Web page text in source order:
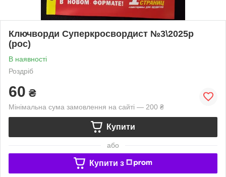
Ключворди Суперкросвордист №3\2025р
(рос)
В наявності
Роздріб
60 ₴
Мінімальна сума замовлення на сайті — 200 ₴
Купити
або
Купити з